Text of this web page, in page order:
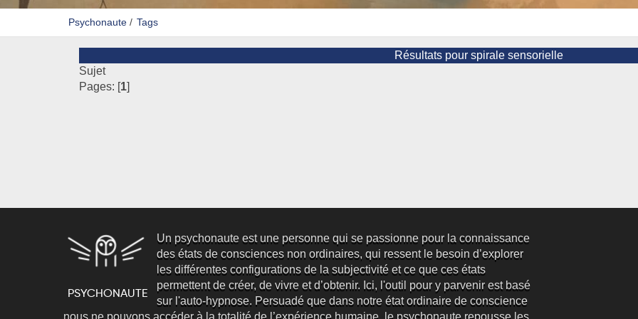
Psychonaute/ Tags
Résultats pour spirale sensorielle
Sujet
Pages: [1]
Un psychonaute est une personne qui se passionne pour la connaissance
des états de consciences non ordinaires, qui ressent le besoin d’explorer
les différentes configurations de la subjectivité et ce que ces états
permettent de créer, de vivre et d’obtenir. Ici, l'outil pour y parvenir est basé
sur l'auto-hypnose. Persuadé que dans notre état ordinaire de conscience
nous ne pouvons accéder à la totalité de l’expérience humaine, le psychonaute repousse les